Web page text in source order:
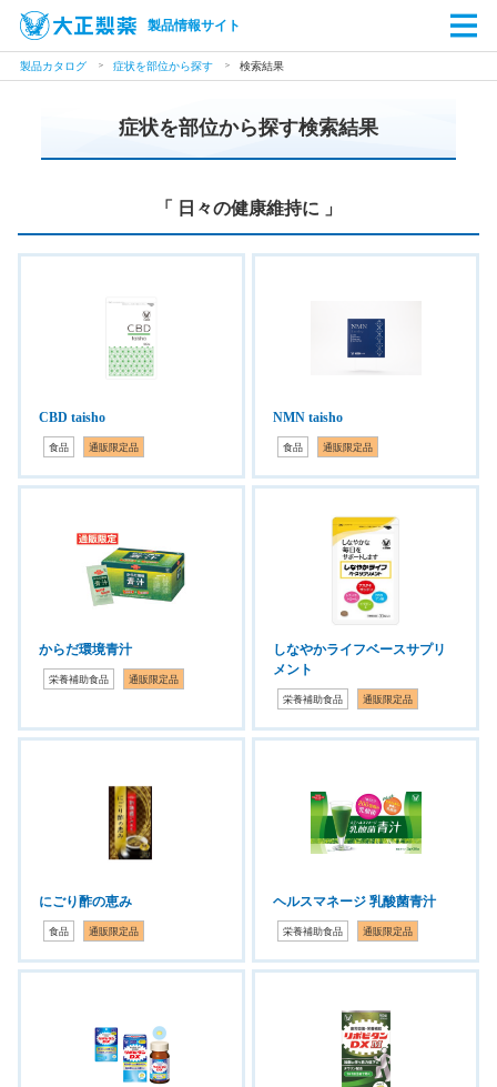
製品情報サイト
製品カタログ 症状を部位から探す 検索結果
症状を部位から探す検索結果
「 日々の健康維持に 」
CBD taisho
食品 通販限定品
NMN taisho
食品 通販限定品
からだ環境青汁
栄養補助食品 通販限定品
しなやかライフベースサプリ
メント
栄養補助食品 通販限定品
にごり酢の恵み
食品 通販限定品
ヘルスマネージ 乳酸菌青汁
栄養補助食品 通販限定品